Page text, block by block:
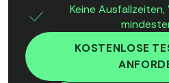
Keine
KOSTENLOSE